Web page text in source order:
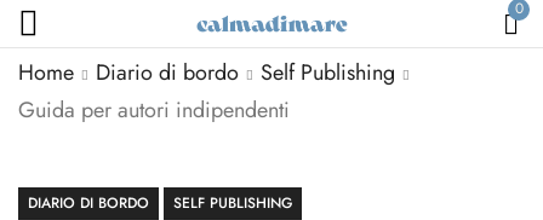
0
Home Diario di bordo
Self Publishing
Guida per autori indipendenti
DIARIO DI BORDO SELF PUBLISHING